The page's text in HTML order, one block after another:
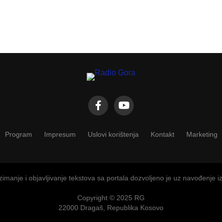
Program Impresum Uslovi korištenja Kontakt Marketing
i objavljivanje tekstova sa portala dozvoljeno je uz navođenje
Copyright © 2025 RG
22000 Dragaš, Republika Kosovo